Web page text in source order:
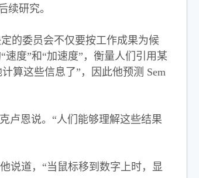
续研究。
的委员会不仅要按工作成果为候
度”和“加速度”，衡量人们引用某
算这些信息了”，因此他预测 Sem
卢恩说。“人们能够理解这些结果
说道，“当鼠标移到数字上时，显